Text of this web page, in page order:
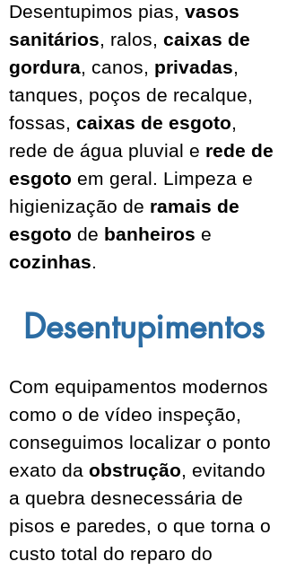
Desentupimos pias, vasos
sanitários, ralos, caixas de
gordura, canos, privadas,
tanques, poços de recalque,
fossas, caixas de esgoto,
rede de água pluvial e rede de
esgoto em geral. Limpeza e
higienização de ramais de
esgoto de banheiros e
cozinhas.
Desentupimentos
Com equipamentos modernos
como o de vídeo inspeção,
conseguimos localizar o ponto
exato da obstrução, evitando
a quebra desnecessária de
pisos e paredes, o que torna o
custo total do reparo do